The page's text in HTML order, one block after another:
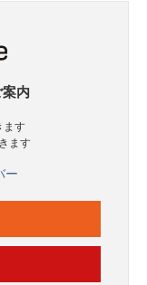
内
ます
ます
ー